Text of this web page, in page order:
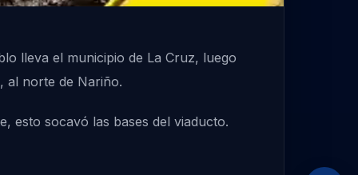
lleva el municipio de La Cruz, luego
al norte de Nariño.
esto socavó las bases del viaducto.